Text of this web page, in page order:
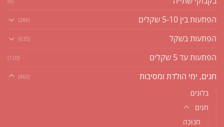
הפתעות בין 5-10 שקלים (286)
הפתעות בשקל (635)
הפתעות עד 5 שקלים (120)
חגים, ימי הולדת ומסיבות (860)
בלונים
חגים
חנוכה